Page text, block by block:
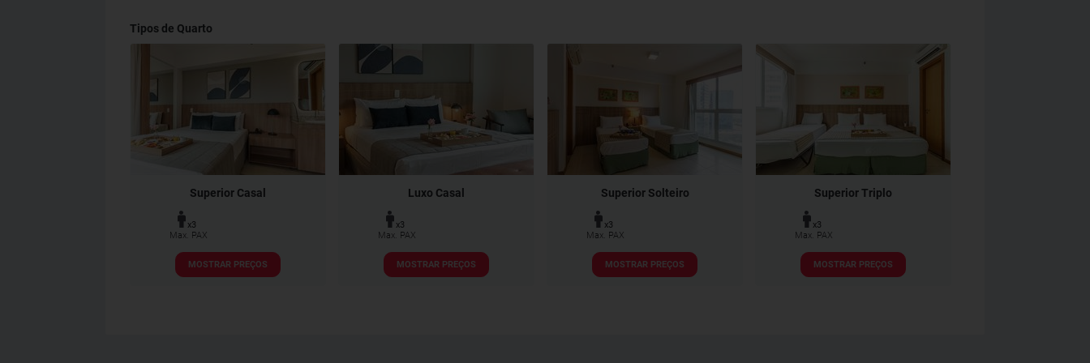
Tipos de Quarto
Superior Casal
x3
Max. PAX
MOSTRAR PREÇOS
Luxo Casal
x3
Max. PAX
MOSTRAR PREÇOS
Superior Solteiro
x3
Max. PAX
MOSTRAR PREÇOS
Superior Triplo
x3
Max. PAX
MOSTRAR PREÇOS